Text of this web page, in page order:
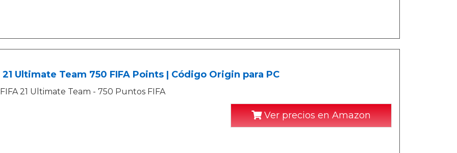
21 Ultimate Team 750 FIFA Points | Código Origin para PC
FIFA 21 Ultimate Team - 750 Puntos FIFA
Ver precios en Amazon